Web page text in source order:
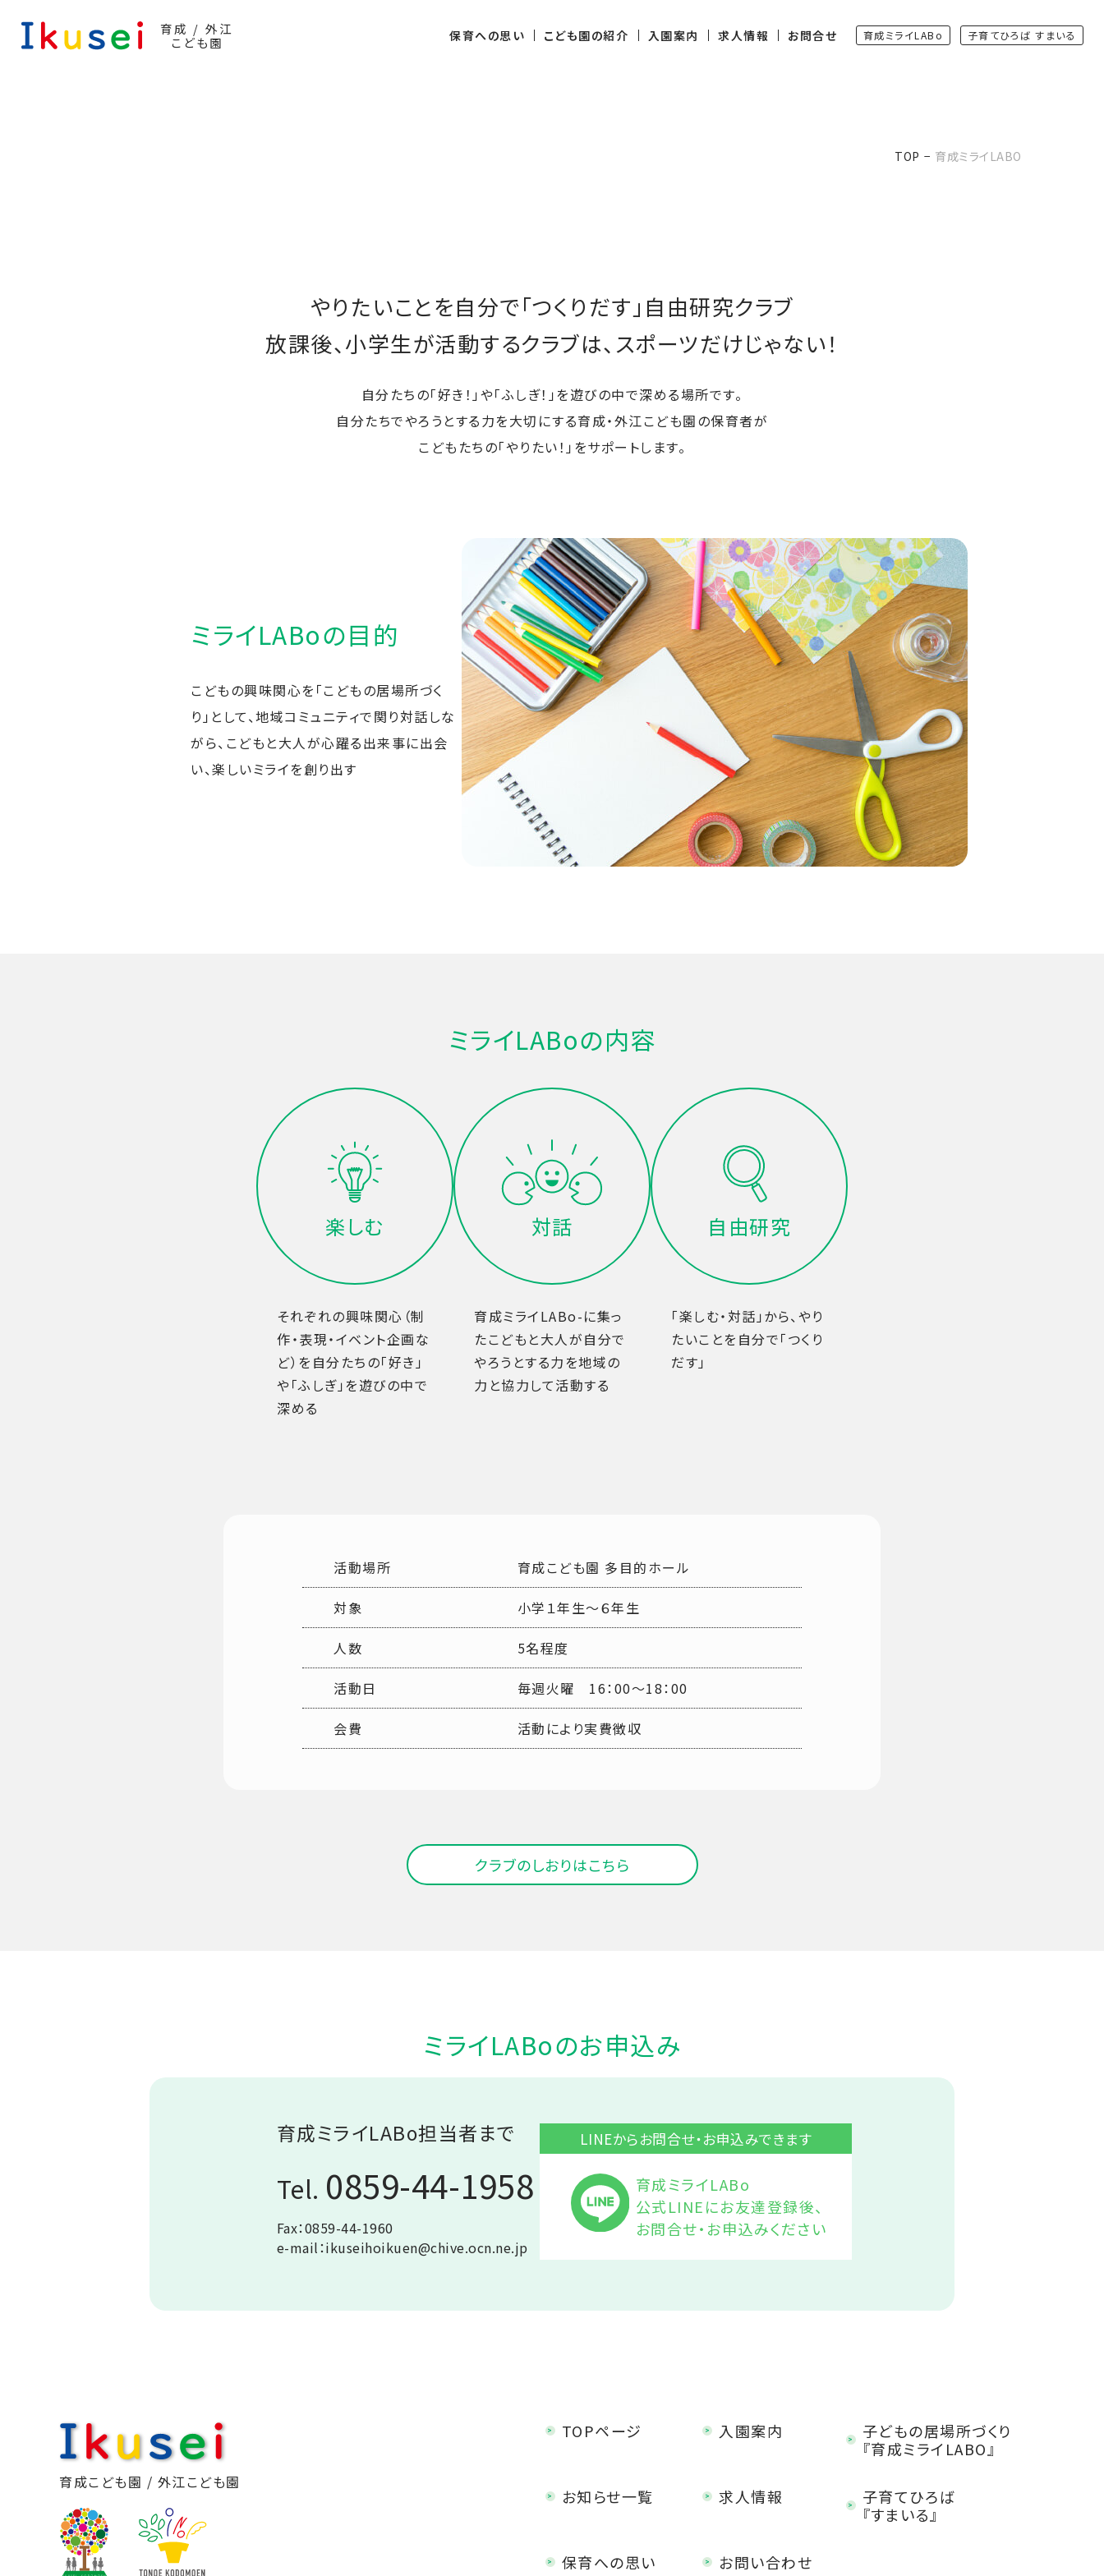
育成 / 外江
こども園
保育への思い こども園の紹介 入園案内 求人情報 お問合せ 育成ミライLABo 子育てひろば すまいる
育成ミライLABO
TOP 育成ミライLABO
やりたいことを自分で「つくりだす」 自由研究クラブ
放課後、小学生が活動するクラブは、 スポーツだけじゃない！
自分たちの「好き！」や「ふしぎ！」を遊びの中で深める場所です。
自分たちでやろうとする力を大切にする育成・外江こども園の保育者が
こどもたちの「やりたい！」をサポートします。
ミライLABoの目的
こどもの興味関心を「こどもの居場所づく
り」として、地域コミュニティで関り対話しな
がら、こどもと大人が心躍る出来事に出会
い、楽しいミライを創り出す
ミライLABoの内容
楽しむ
それぞれの興味関心（制
作・表現・イベント企画な
ど）を自分たちの「好き」
や「ふしぎ」を遊びの中で
深める
対話
育成ミライLABo-に集っ
たこどもと大人が自分で
やろうとする力を地域の
力と協力して活動する
自由研究
「楽しむ・対話」から、やり
たいことを自分で「つくり
だす」
活動場所 育成こども園 多目的ホール
対象 小学１年生～６年生
人数 5名程度
活動日 毎週火曜 16：00～18：00
会費 活動により実費徴収
クラブのしおりはこちら
ミライLABoのお申込み
育成ミライLABo担当者まで
Tel. 0859-44-1958
Fax：0859-44-1960
e-mail：ikuseihoikuen@chive.ocn.ne.jp
LINEからお問合せ・お申込みできます
育成ミライLABo
公式LINEにお友達登録後、
お問合せ・お申込みください
育成こども園 / 外江こども園
TOPページ
お知らせ一覧
保育への思い
入園案内
求人情報
お問い合わせ
子どもの居場所づくり
『育成ミライLABO』
子育てひろば
『すまいる』